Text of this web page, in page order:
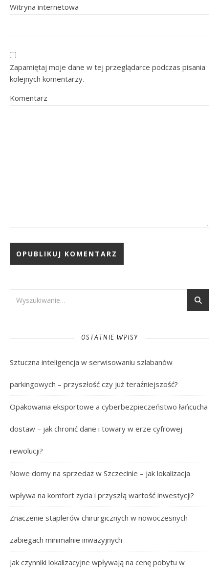
Witryna internetowa
Zapamiętaj moje dane w tej przeglądarce podczas pisania
kolejnych komentarzy.
Komentarz
OSTATNIE WPISY
Sztuczna inteligencja w serwisowaniu szlabanów
parkingowych – przyszłość czy już teraźniejszość?
Opakowania eksportowe a cyberbezpieczeństwo łańcucha
dostaw – jak chronić dane i towary w erze cyfrowej
rewolucji?
Nowe domy na sprzedaż w Szczecinie – jak lokalizacja
wpływa na komfort życia i przyszłą wartość inwestycji?
Znaczenie staplerów chirurgicznych w nowoczesnych
zabiegach minimalnie inwazyjnych
Jak czynniki lokalizacyjne wpływają na cenę pobytu w